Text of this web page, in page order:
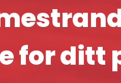
for ditt